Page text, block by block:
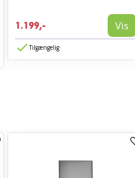
1.199,- Vis
Tilgængelig